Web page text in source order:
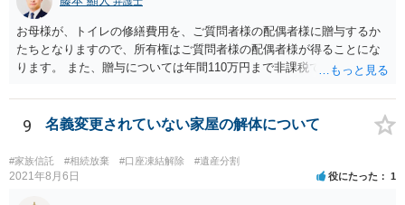
お母様が、トイレの修繕費用を、ご質問者様の配偶者様に贈与するか
たちとなりますので、所有権はご質問者様の配偶者様が得ることにな
ります。 また、贈与については年間110万円まで非課税であり、トイ
9 名義変更されていない家屋の解体について
#家族信託 #相続放棄 #口座凍結解除 #遺産分割
2021年8月6日 役にたった 1